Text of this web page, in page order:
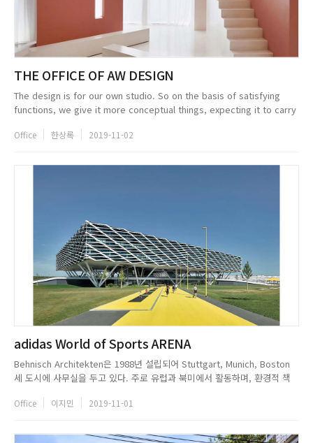
THE OFFICE OF AW DESIGN
The design is for our own studio. So on the basis of satisfying
functions, we give it more conceptual things, expecting it to carry
space...
Office 한상록 2019-11-02
adidas World of Sports ARENA
Behnisch Architekten은 1988년 설립되어 Stuttgart, Munich, Boston
세 도시에 사무실을 두고 있다. 주로 유럽과 북미에서 활동하며, 환경적 책
리고 있다. 스튜디오는 건축, 인테리어, 제품 및 조경 설계부터 프로그래밍,
Office 이지민 2019-11-01